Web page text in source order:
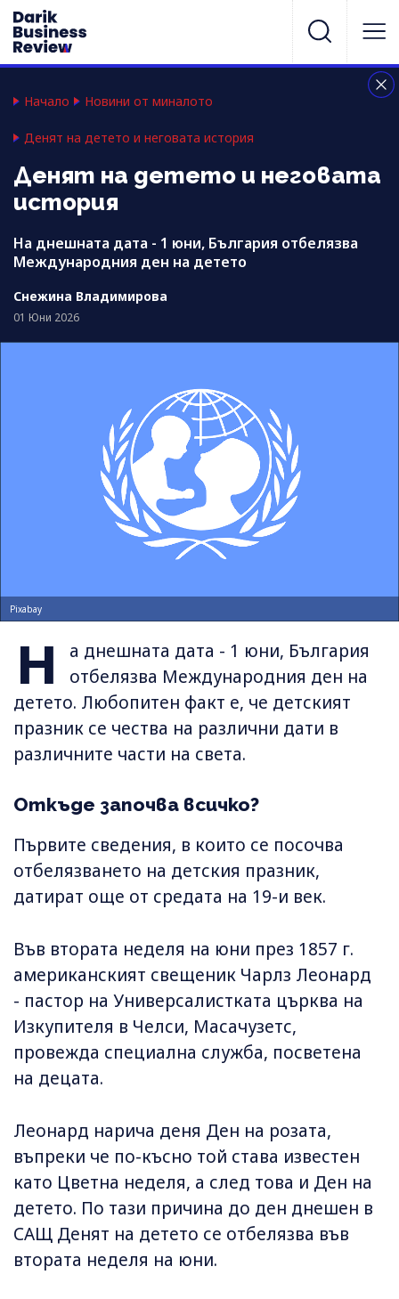
Начало Новини от миналото
Денят на детето и неговата история
Денят на детето и неговата
история
На днешната дата - 1 юни, България отбелязва
Международния ден на детето
Снежина Владимирова
01 Юни 2026
Pixabay
Н
а днешната дата - 1 юни, България
отбелязва Международния ден на
детето. Любопитен факт е, че детският
празник се чества на различни дати в
различните части на света.
Откъде започва всичко?
Първите сведения, в които се посочва
отбелязването на детския празник,
датират още от средата на 19-и век.
Във втората неделя на юни през 1857 г.
американският свещеник Чарлз Леонард
- пастор на Универсалистката църква на
Изкупителя в Челси, Масачузетс,
провежда специална служба, посветена
на децата.
Леонард нарича деня Ден на розата,
въпреки че по-късно той става известен
като Цветна неделя, а след това и Ден на
детето. По тази причина до ден днешен в
САЩ Денят на детето се отбелязва във
втората неделя на юни.